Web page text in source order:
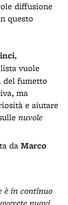
diffusione
questo
,
vuole
del fumetto
ma
e aiutare
nuvole
da Marco
è in continuo